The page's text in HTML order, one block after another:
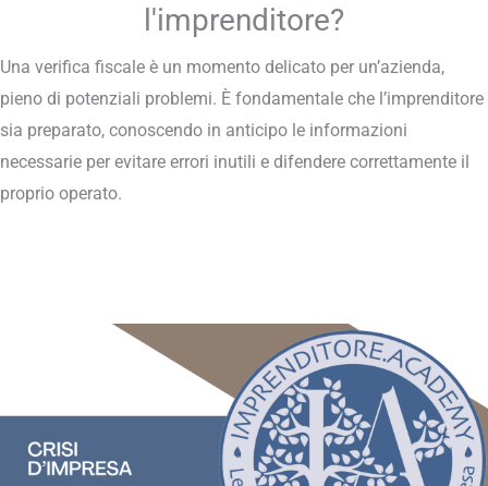
l'imprenditore?
Una verifica fiscale è un momento delicato per un’azienda,
pieno di potenziali problemi. È fondamentale che l’imprenditore
sia preparato, conoscendo in anticipo le informazioni
necessarie per evitare errori inutili e difendere correttamente il
proprio operato.